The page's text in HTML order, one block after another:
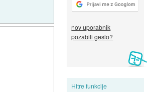
nov uporabnik
pozabili geslo?
Hitre funkcije